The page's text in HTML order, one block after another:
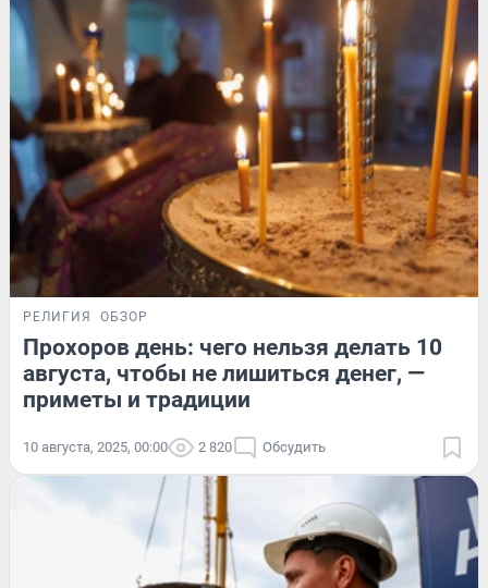
РЕЛИГИЯ ОБЗОР
Прохоров день: чего нельзя делать 10
августа, чтобы не лишиться денег, —
приметы и традиции
10 августа, 2025, 00:00 2 820 Обсудить